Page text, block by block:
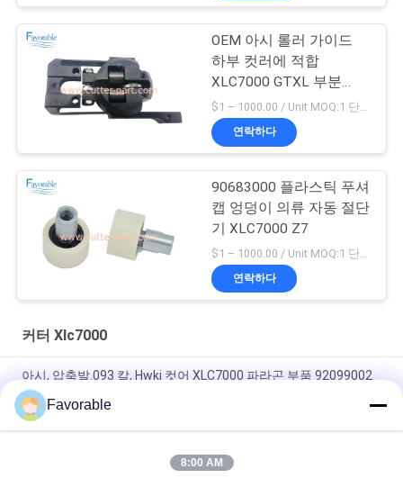
OEM 아시 롤러 가이드
하부 컷러에 적합
XLC7000 GTXL 부분
94065000
연락하다
90683000 플라스틱 푸셔
캡 엉덩이 의류 자동 절단
기 XLC7000 Z7
연락하다
커터 Xlc7000
아시, 압축발.093 칼, Hwki 컷어 XLC7000 파라곤 부품 92099002
90565000 벨트 클램프 CAP 모바일 자동 커터 XLC7000 / Z7에 적
합
Wendon W40-3-104 로터 슬라이프링 자동 절단기 XCL7000 부품
Favorable
8:00 AM